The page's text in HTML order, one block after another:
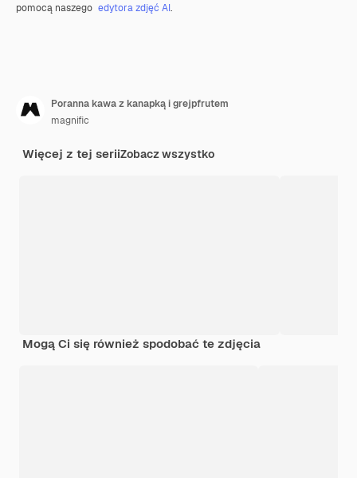
pomocą naszego edytora zdjęć AI.
Poranna kawa z kanapką i grejpfrutem
magnific
Więcej z tej seriiZobacz wszystko
Mogą Ci się również spodobać te zdjęcia